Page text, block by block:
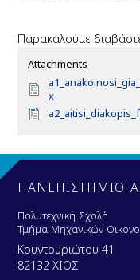
Παρακαλούμε
Attachments
D
o
c
u
n
x
D
u
e
n
t
ΠΑΝΕΠΙΣΤΗΜΙΟ
Πολυτεχνική Σχολή
Τμήμα Μηχανικών
Κουντουριώτου 41
82132 ΧΙΟΣ